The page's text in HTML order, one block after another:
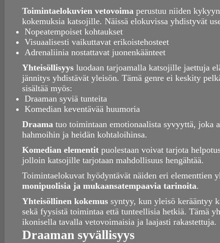
Toimintaelokuvien vetovoima perustuu niiden
kokemuksia katsojille. Näissä elokuvissa yhdistyvät
Nopeatempoiset kohtaukset
Visuaalisesti vaikuttavat erikoistehosteet
Adrenaliinia nostattavat juonenkäänteet
Yhteisöllisyys luodaan tarjoamalla katsojille jaettuja
jännitys yhdistävät yleisön. Tämä genre ei keskity
sisältää myös:
Draaman syviä tunteita
Komedian keventävää huumoria
Draama tuo toimintaan emotionaalista syvyyttä, joka
hahmoihin ja heidän kohtaloihinsa.
Komedian elementit puolestaan voivat tarjota
jolloin katsojille tarjotaan mahdollisuus hengähtää.
Toimintaelokuvat hyödyntävät näiden eri elementtien
monipuolisia ja mukaansatempaavia tarinoita.
Yhteisöllinen kokemus syntyy, kun yleisö kerääntyy
sekä fyysistä toimintaa että tunteellisia hetkiä. Tämä
ikonisella tavalla vetovoimaisia ja laajasti rakastettuja.
Draaman syvällisyys